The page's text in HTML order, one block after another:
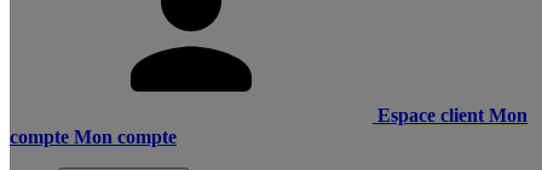
Espace client Mon
compte Mon compte